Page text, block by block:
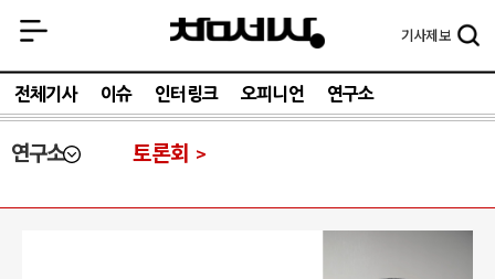
기사제보
전체기사 이슈 인터링크 오피니언 연구소
연구소 토론회